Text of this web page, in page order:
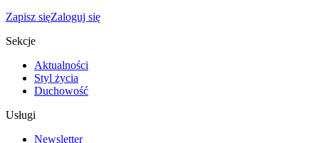
Zapisz sięZaloguj się
Sekcje
Aktualności
Styl życia
Duchowość
Usługi
Newsletter